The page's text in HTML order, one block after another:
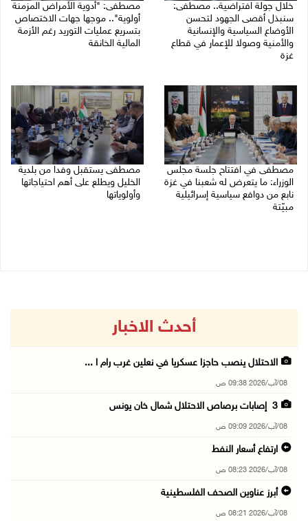
خلال جولة افتراضية.. مصطفى:
سنبذل أقصى الجهود لتحسن
الأوضاع السياسية والإنسانية
والأمنية وصولا للإعمار في قطاع
غزة
مصطفى: "أدوية الأمراض المزمنة
أولوية".. موجها جهات الاختصاص
بتسريع عمليات التوريد رغم الأزمة
المالية الخانقة
مصطفى في افتتاح جلسة مجلس
الوزراء: ما يتعرض له شعبنا في غزة
نابع من دوافع سياسية إسرائيلية
مبيّتة
مصطفى يستقبل وفدا من بلدية
الخليل ويطلع على أهم احتياجاتها
وأولوياتها
أحدث الاخبار
الاحتلال ينصب حاجزا عسكريا في نعلين غرب رام ا ...
08/آب/2026 09:38 ص
3 إصابات برصاص الاحتلال شمال خان يونس
08/آب/2026 09:09 ص
ارتفاع أسعار النفط
08/آب/2026 08:23 ص
أبرز عناوين الصحف الفلسطينية
08/آب/2026 08:21 ص